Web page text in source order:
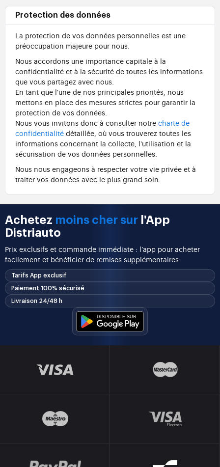
Protection des données
La protection de vos données personnelles est une
préoccupation majeure pour nous.
Nous accordons une importance capitale à la
confidentialité et à la sécurité de toutes les informations
que vous partagez avec nous.
En tant que l'une de nos principales priorités, nous
mettons en place des mesures strictes pour garantir la
protection de vos données.
Nous vous invitons donc à consulter notre charte de
confidentialité détaillée, où vous trouverez toutes les
informations concernant la collecte, l'utilisation et la
sécurisation de vos données personnelles.
Nous nous engageons à respecter votre vie privée et à
traiter vos données avec le plus grand soin.
Achetez moins cher sur l'App
Distriauto
Prix exclusifs et commande immédiate : l’app pour acheter
facilement et bénéficier de remises supplémentaires.
Tarifs App exclusif
Paiement 100% sécurisé
Livraison 24/48 h